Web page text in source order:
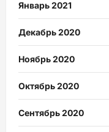
Январь 2021
Декабрь 2020
Ноябрь 2020
Октябрь 2020
Сентябрь 2020